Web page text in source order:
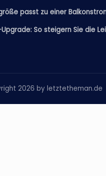
passt zu einer
So steigern Sie die
2026 by letztetheman.de